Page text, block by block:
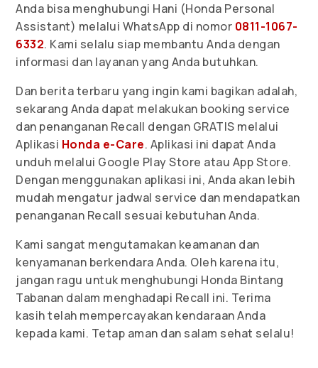
Anda bisa menghubungi Hani (Honda Personal
Assistant) melalui WhatsApp di nomor 0811-1067-
6332. Kami selalu siap membantu Anda dengan
informasi dan layanan yang Anda butuhkan.
Dan berita terbaru yang ingin kami bagikan adalah,
sekarang Anda dapat melakukan booking service
dan penanganan Recall dengan GRATIS melalui
Aplikasi Honda e-Care. Aplikasi ini dapat Anda
unduh melalui Google Play Store atau App Store.
Dengan menggunakan aplikasi ini, Anda akan lebih
mudah mengatur jadwal service dan mendapatkan
penanganan Recall sesuai kebutuhan Anda.
Kami sangat mengutamakan keamanan dan
kenyamanan berkendara Anda. Oleh karena itu,
jangan ragu untuk menghubungi Honda Bintang
Tabanan dalam menghadapi Recall ini. Terima
kasih telah mempercayakan kendaraan Anda
kepada kami. Tetap aman dan salam sehat selalu!